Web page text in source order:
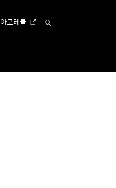
아모레몰